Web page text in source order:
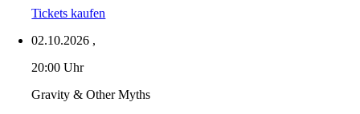
Tickets kaufen
02.10.2026 ,
20:00 Uhr
Gravity & Other Myths